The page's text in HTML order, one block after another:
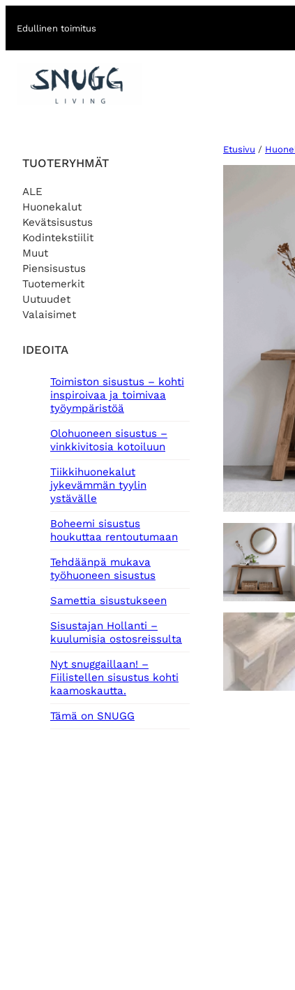
Edullinen toimitus
TUOTERYHMÄT
ALE
Huonekalut
Kevätsisustus
Kodintekstiilit
Muut
Piensisustus
Tuotemerkit
Uutuudet
Valaisimet
IDEOITA
Toimiston sisustus – kohti
inspiroivaa ja toimivaa
työympäristöä
Olohuoneen sisustus –
vinkkivitosia kotoiluun
Tiikkihuonekalut
jykevämmän tyylin
ystävälle
Boheemi sisustus
houkuttaa rentoutumaan
Tehdäänpä mukava
työhuoneen sisustus
Samettia sisustukseen
Sisustajan Hollanti –
kuulumisia ostosreissulta
Nyt snuggaillaan! –
Fiilistellen sisustus kohti
kaamoskautta.
Tämä on SNUGG
Etusivu /